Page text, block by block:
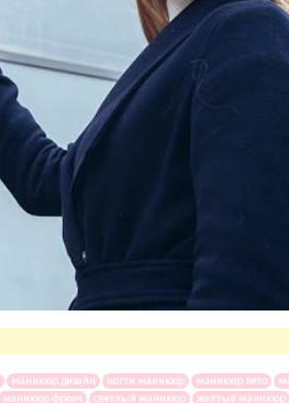
маникюр дизайн ногти маникюр маникюр лето
маникюр френч светлый маникюр желтый маникюр